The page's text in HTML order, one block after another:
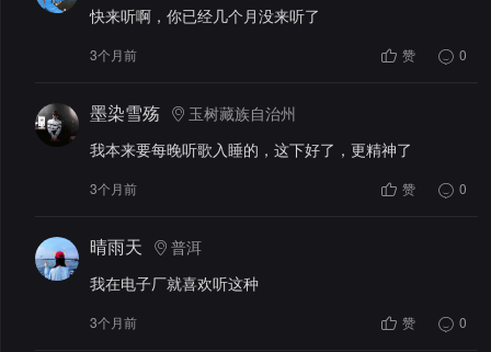
快来听啊，你已经几个月没来听了
3个月前 赞 0
墨染雪殇
玉树藏族自治州
我本来要每晚听歌入睡的，这下好了，更精神了
3个月前 赞 0
晴雨天
普洱
我在电子厂就喜欢听这种
3个月前 赞 0